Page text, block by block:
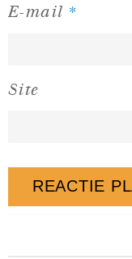
E-mail *
Site